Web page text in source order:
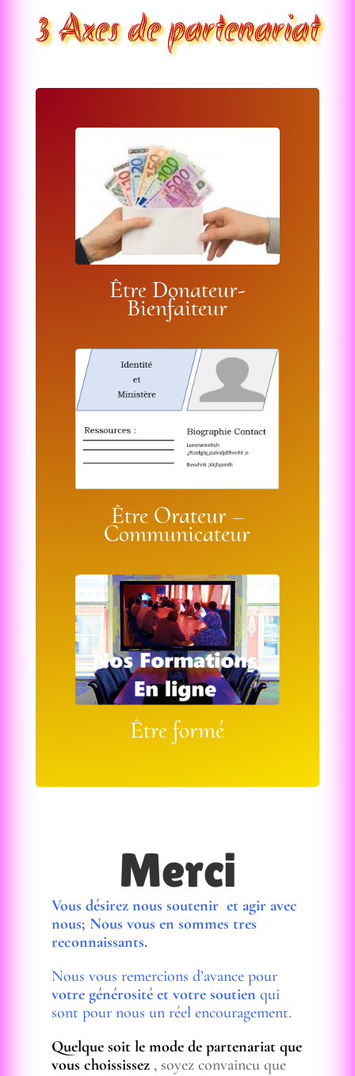
3 Axes de partenariat
Être Donateur-
Bienfaiteur
Être Orateur –
Communicateur
Être formé
Merci
Vous désirez nous soutenir et agir avec
nous; Nous vous en sommes tres
reconnaissants.
Nous vous remercions d’avance pour
votre générosité et votre soutien qui
sont pour nous un réel encouragement.
Quelque soit le mode de partenariat que
vous choississez, soyez convaincu que